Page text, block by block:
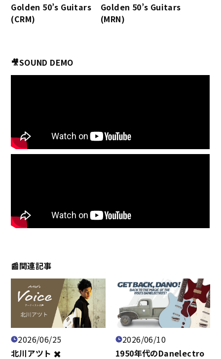
Golden 50’s Guitars
(CRM)
Golden 50’s Guitars
(MRN)
🎥SOUND DEMO
📰関連記事
2026/06/25
北川アツト ✖️
2026/06/10
1950年代のDanelectro